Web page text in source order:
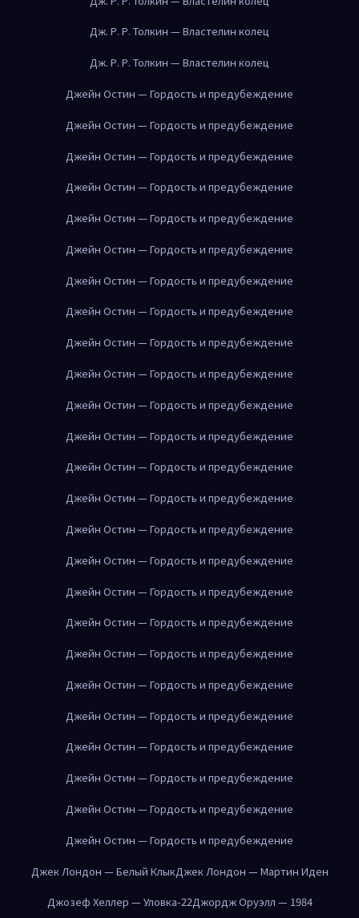
Дж. Р. Р. Толкин — Властелин колец
Дж. Р. Р. Толкин — Властелин колец
Джейн Остин — Гордость и предубеждение
Джейн Остин — Гордость и предубеждение
Джейн Остин — Гордость и предубеждение
Джейн Остин — Гордость и предубеждение
Джейн Остин — Гордость и предубеждение
Джейн Остин — Гордость и предубеждение
Джейн Остин — Гордость и предубеждение
Джейн Остин — Гордость и предубеждение
Джейн Остин — Гордость и предубеждение
Джейн Остин — Гордость и предубеждение
Джейн Остин — Гордость и предубеждение
Джейн Остин — Гордость и предубеждение
Джейн Остин — Гордость и предубеждение
Джейн Остин — Гордость и предубеждение
Джейн Остин — Гордость и предубеждение
Джейн Остин — Гордость и предубеждение
Джейн Остин — Гордость и предубеждение
Джейн Остин — Гордость и предубеждение
Джейн Остин — Гордость и предубеждение
Джейн Остин — Гордость и предубеждение
Джейн Остин — Гордость и предубеждение
Джейн Остин — Гордость и предубеждение
Джейн Остин — Гордость и предубеждение
Джейн Остин — Гордость и предубеждение
Джейн Остин — Гордость и предубеждение
Джек Лондон — Белый КлыкДжек Лондон — Мартин Иден
Джозеф Хеллер — Уловка-22Джордж Оруэлл — 1984